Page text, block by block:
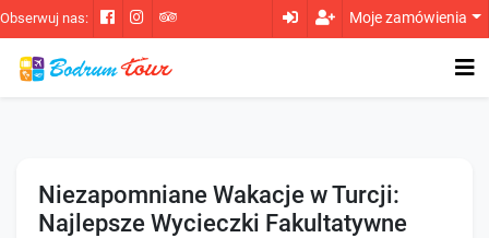
Obserwuj nas: Moje zamówienia
Niezapomniane Wakacje w Turcji:
Najlepsze Wycieczki Fakultatywne